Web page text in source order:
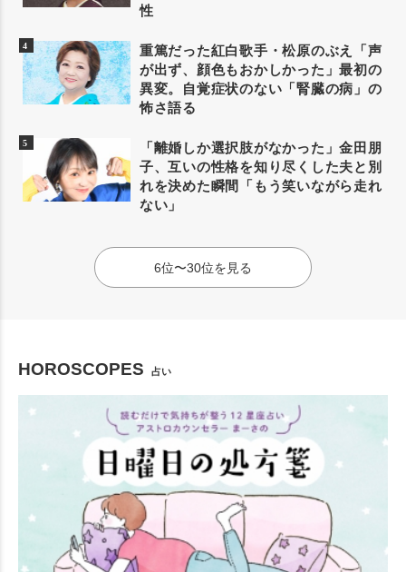
性
重篤だった紅白歌手・松原のぶえ「声
が出ず、顔色もおかしかった」最初の
異変。自覚症状のない「腎臓の病」の
怖さ語る
「離婚しか選択肢がなかった」金田朋
子、互いの性格を知り尽くした夫と別
れを決めた瞬間「もう笑いながら走れ
ない」
6位〜30位を見る
HOROSCOPES 占い